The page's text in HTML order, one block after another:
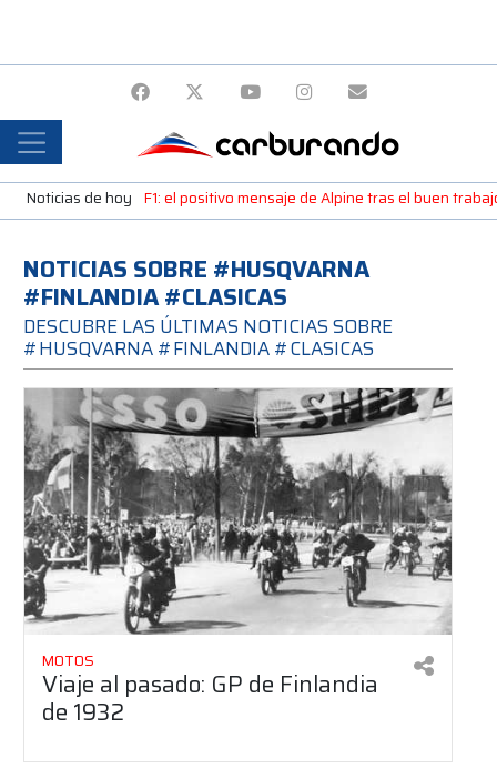
Noticias de hoy F1: el positivo mensaje de Alpine tras el buen
NOTICIAS SOBRE #HUSQVARNA
#FINLANDIA #CLASICAS
DESCUBRE LAS ÚLTIMAS NOTICIAS SOBRE
#HUSQVARNA #FINLANDIA #CLASICAS
MOTOS
Viaje al pasado: GP de Finlandia
de 1932